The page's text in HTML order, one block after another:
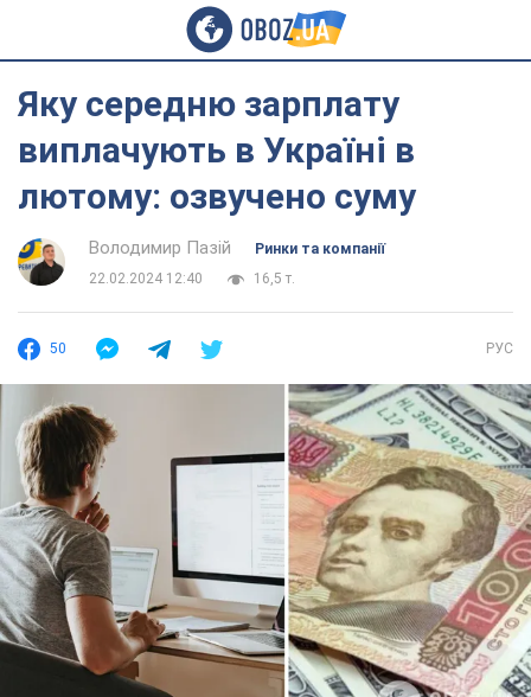
Яку середню зарплату
виплачують в Україні в
лютому: озвучено суму
Володимир Пазій
Ринки та компанії
22.02.2024 12:40
16,5 т.
50 РУС